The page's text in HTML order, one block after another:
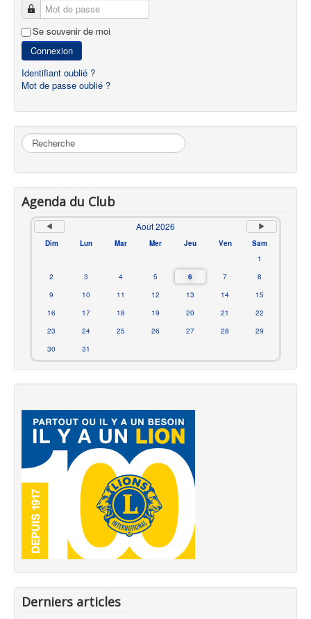
Mot de passe
Se souvenir de moi
Connexion
Identifiant oublié ?
Mot de passe oublié ?
Rechercher
Agenda du Club
Août 2026
Dim Lun Mar Mer Jeu Ven
Sam
1
2
3 4 5 6 7
8
9
10 11 12 13 14
15
16
17 18 19 20 21
22
23
24 25 26 27 28
29
30
31
Derniers articles